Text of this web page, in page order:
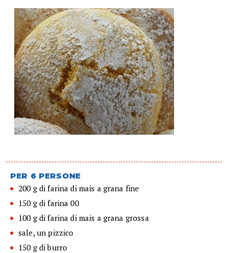
PER 6 PERSONE
200 g di farina di mais a grana fine
150 g di farina 00
100 g di farina di mais a grana grossa
sale, un pizzico
150 g di burro